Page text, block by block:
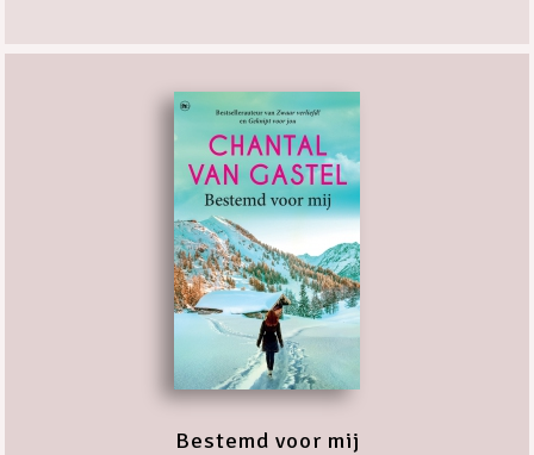
Bestemd voor mij